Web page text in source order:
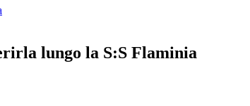
lungo la S:S Flaminia